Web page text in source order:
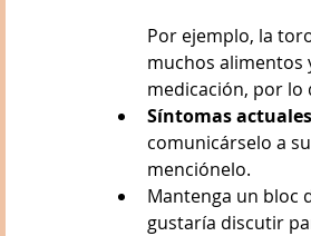
Por ejemplo, la
muchos alimentos
medicación, por lo
Síntomas
comunicárselo a
menciónelo.
Mantenga un bloc
gustaría discutir